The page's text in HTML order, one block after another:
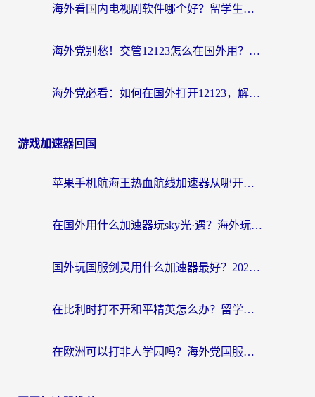
海外看国内电视剧软件哪个好？留学生亲测有效的追剧加速方案
海外党别愁！交管12123怎么在国外用？一篇搞定回国资源访问难题
海外党必看：如何在国外打开12123，解决小程序登录难题
游戏加速器回国
苹果手机航海王热血航线加速器从哪开启？海外玩家国服畅玩全攻略
在国外用什么加速器玩sky光·遇？海外玩家国服畅玩终极指南（附魔兽世界狂暴传奇解决方案）
国外玩国服剑灵用什么加速器最好？2026海外玩家亲测指南（附魔兽世界怀旧服精灵之境加速技巧）
在比利时打不开和平精英怎么办？留学生亲测有效的国服游戏加速方案
在欧洲可以打非人学园吗？海外党国服游戏不卡顿的终极指南